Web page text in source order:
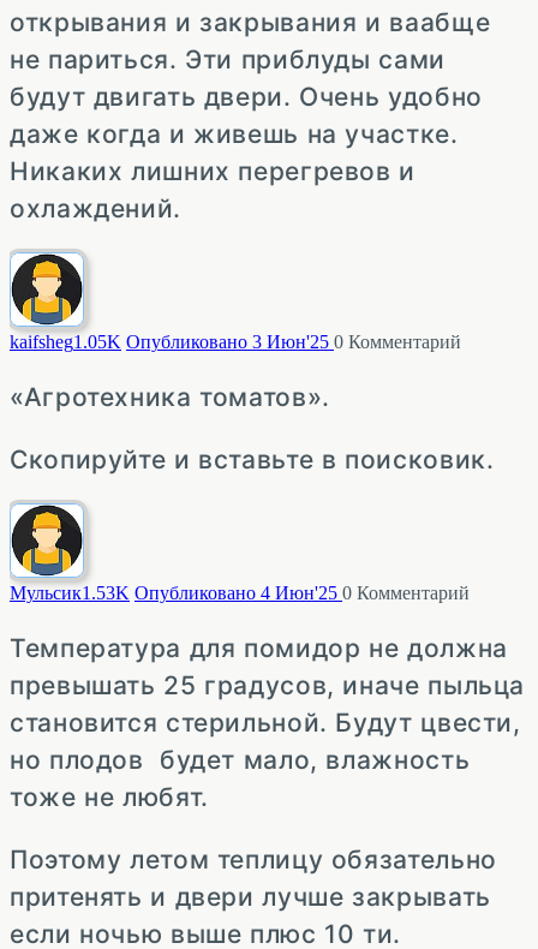
открывания и закрывания и ваабще
не париться. Эти приблуды сами
будут двигать двери. Очень удобно
даже когда и живешь на участке.
Никаких лишних перегревов и
охлаждений.
kaifsheg1.05K Опубликовано 3 Июн'25 0 Комментарий
«Агротехника томатов».
Скопируйте и вставьте в поисковик.
Мульсик1.53K Опубликовано 4 Июн'25 0 Комментарий
Температура для помидор не должна
превышать 25 градусов, иначе пыльца
становится стерильной. Будут цвести,
но плодов будет мало, влажность
тоже не любят.
Поэтому летом теплицу обязательно
притенять и двери лучше закрывать
если ночью выше плюс 10 ти.